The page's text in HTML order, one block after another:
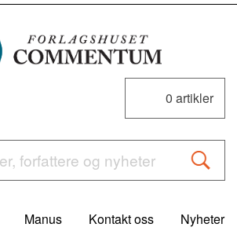
0 artikler
Manus Kontakt oss Nyheter